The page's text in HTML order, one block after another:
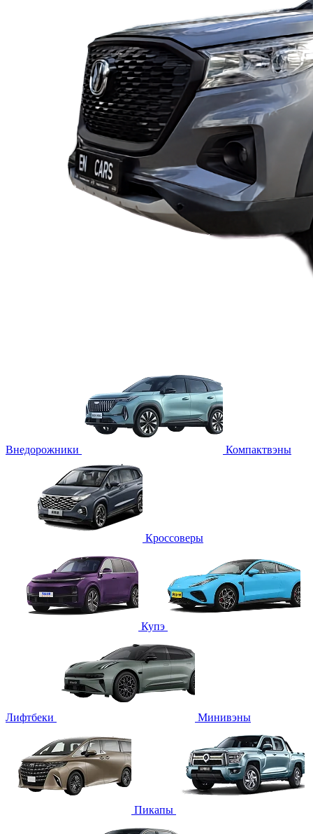
Внедорожники Компактвэны
Кроссоверы
Купэ
Лифтбеки Минивэны
Пикапы